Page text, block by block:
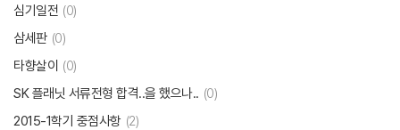
심기일전 (0)
삼세판 (0)
타향살이 (0)
SK 플래닛 서류전형 합격..을 했으나.. (0)
2015-1학기 중점사항 (2)